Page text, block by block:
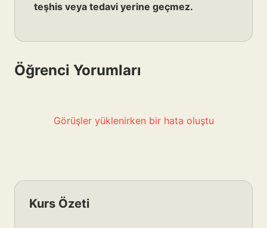
teşhis veya tedavi yerine geçmez.
Öğrenci Yorumları
Görüşler yüklenirken bir hata oluştu
Kurs Özeti